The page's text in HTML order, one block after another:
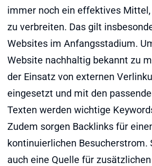
immer noch ein effektives
zu verbreiten. Das gilt
Websites im Anfangsstadium.
Website nachhaltig bekannt zu
der Einsatz von externen
eingesetzt und mit den
Texten werden wichtige
Zudem sorgen Backlinks für
kontinuierlichen Besucherstrom.
auch eine Quelle für